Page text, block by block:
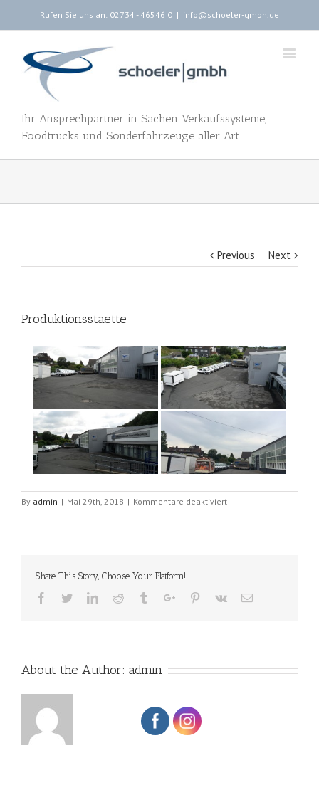
Rufen Sie uns an: 02734 - 46546 0 | info@schoeler-gmbh.de
Ihr Ansprechpartner in Sachen Verkaufssysteme,
Foodtrucks und Sonderfahrzeuge aller Art
Previous Next
Produktionsstaette
By admin | Mai 29th, 2018 | Kommentare deaktiviertfür
Produktionsstaette
Share This Story, Choose Your Platform!
Facebook
TwitterLinkedinReddit TumblrGoogle+Pinterest
Vk Email
About the Author: admin